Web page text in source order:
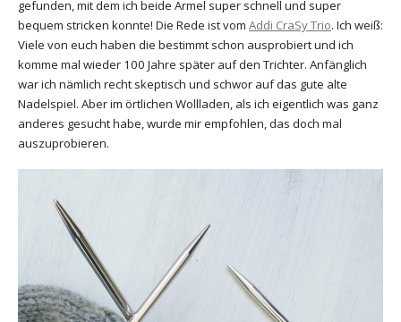
gefunden, mit dem ich beide Ärmel super schnell und super
bequem stricken konnte! Die Rede ist vom Addi CraSy Trio. Ich weiß:
Viele von euch haben die bestimmt schon ausprobiert und ich
komme mal wieder 100 Jahre später auf den Trichter. Anfänglich
war ich nämlich recht skeptisch und schwor auf das gute alte
Nadelspiel. Aber im örtlichen Wollladen, als ich eigentlich was ganz
anderes gesucht habe, wurde mir empfohlen, das doch mal
auszuprobieren.